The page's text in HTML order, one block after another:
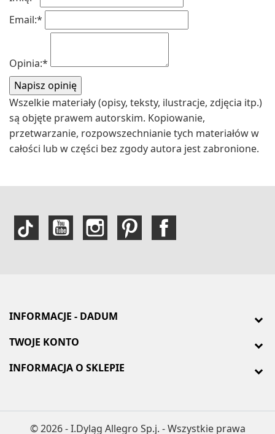
Email:*
Opinia:*
Wszelkie materiały (opisy, teksty, ilustracje, zdjęcia itp.)
są objęte prawem autorskim. Kopiowanie,
przetwarzanie, rozpowszechnianie tych materiałów w
całości lub w części bez zgody autora jest zabronione.
INFORMACJE - DADUM
TWOJE KONTO
INFORMACJA O SKLEPIE
© 2026 - I.Dyląg Allegro Sp.j. - Wszystkie prawa